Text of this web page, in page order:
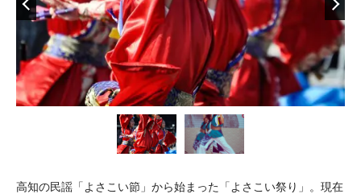
高知の民謡「よさこい節」から始まった「よさこい祭り」。現在